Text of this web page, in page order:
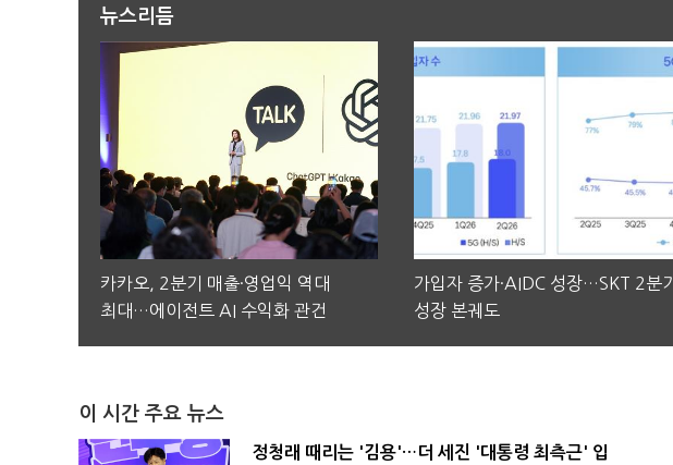
뉴스리듬
카카오, 2분기 매출·영업익 역대
최대…에이전트 AI 수익화 관건
가입자 증가·AIDC 성장…SKT 2분기
성장 본궤도
이 시간 주요 뉴스
정청래 때리는 '김용'…더 세진 '대통령 최측근' 입